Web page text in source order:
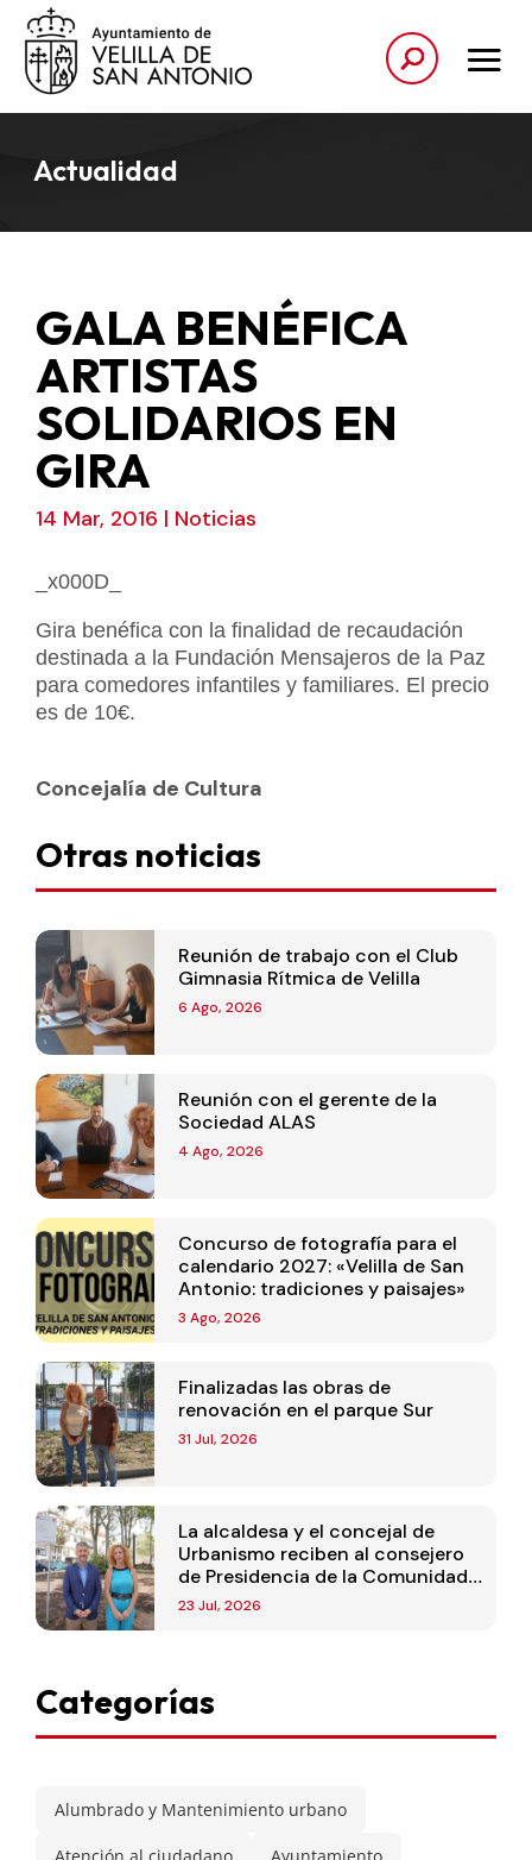
Actualidad
GALA BENÉFICA
ARTISTAS
SOLIDARIOS EN
GIRA
14 Mar, 2016 | Noticias
_x000D_
Gira benéfica con la finalidad de recaudación
destinada a la Fundación Mensajeros de la Paz
para comedores infantiles y familiares. El precio
es de 10€.
Concejalía de Cultura
Otras noticias
Reunión de trabajo con el Club
Gimnasia Rítmica de Velilla
6 Ago, 2026
Reunión con el gerente de la
Sociedad ALAS
4 Ago, 2026
Concurso de fotografía para el
calendario 2027: «Velilla de San
Antonio: tradiciones y paisajes»
3 Ago, 2026
Finalizadas las obras de
renovación en el parque Sur
31 Jul, 2026
La alcaldesa y el concejal de
Urbanismo reciben al consejero
de Presidencia de la Comunidad
de Madrid
23 Jul, 2026
Categorías
Alumbrado y Mantenimiento urbano
Atención al ciudadano Ayuntamiento